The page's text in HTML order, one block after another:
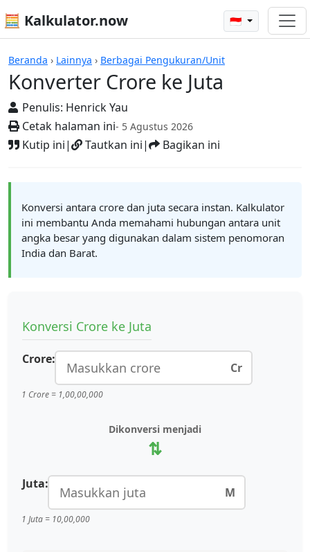
🧮 Kalkulator.now 🇮🇩
Beranda › Lainnya › Berbagai Pengukuran/Unit
Konverter Crore ke Juta
Penulis: Henrick Yau
Cetak halaman ini- 5 Agustus 2026
Kutip ini| Tautkan ini| Bagikan ini
Kalkulator-kalkulator
Konversi antara crore dan juta secara instan. Kalkulator
ini membantu Anda memahami hubungan antara unit
angka besar yang digunakan dalam sistem penomoran
India dan Barat.
Konversi Crore ke Juta
Crore:
Cr
1 Crore = 1,00,00,000
Dikonversi menjadi
⇅
Juta:
M
1 Juta = 10,00,000